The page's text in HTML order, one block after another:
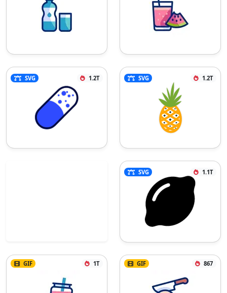
SVG 1.2T SVG 1.2T
SVG 1.1T
GIF 1T GIF 867